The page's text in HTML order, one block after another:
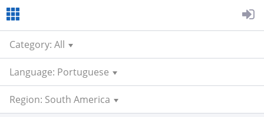
Category: All
Language: Portuguese
Region: South America